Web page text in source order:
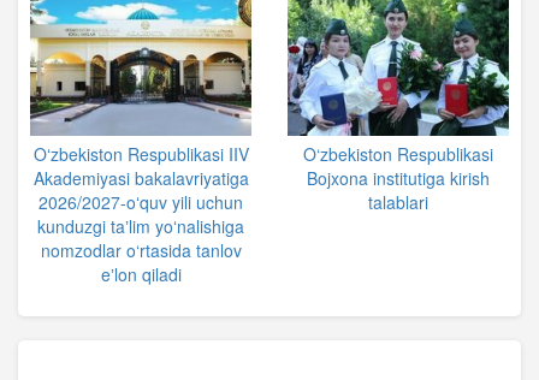
Oʻzbekiston Respublikasi IIV
Akademiyasi bakalavriyatiga
2026/2027-oʻquv yili uchun
kunduzgi taʼlim yoʻnalishiga
nomzodlar o‘rtasida tanlov
eʼlon qiladi
O‘zbekiston Respublikasi
Bojxona institutiga kirish
talablari